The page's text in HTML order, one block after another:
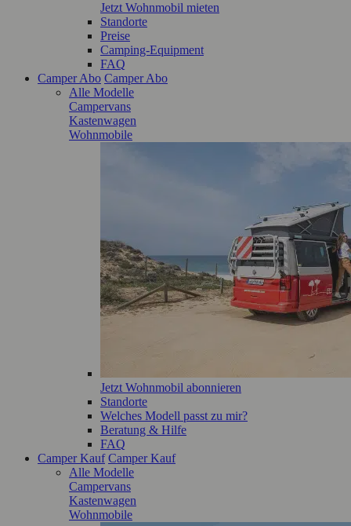
Jetzt Wohnmobil mieten
Standorte
Preise
Camping-Equipment
FAQ
Camper Abo Camper Abo
Alle Modelle
Campervans
Kastenwagen
Wohnmobile
Jetzt Wohnmobil abonnieren
Standorte
Welches Modell passt zu mir?
Beratung & Hilfe
FAQ
Camper Kauf Camper Kauf
Alle Modelle
Campervans
Kastenwagen
Wohnmobile